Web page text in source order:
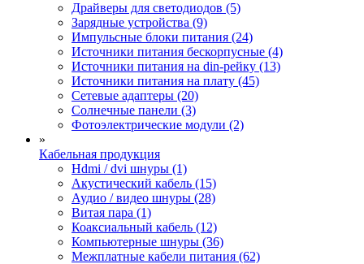
Драйверы для светодиодов (5)
Зарядные устройства (9)
Импульсные блоки питания (24)
Источники питания бескорпусные (4)
Источники питания на din-рейку (13)
Источники питания на плату (45)
Сетевые адаптеры (20)
Солнечные панели (3)
Фотоэлектрические модули (2)
»
Кабельная продукция
Hdmi / dvi шнуры (1)
Акустический кабель (15)
Аудио / видео шнуры (28)
Витая пара (1)
Коаксиальный кабель (12)
Компьютерные шнуры (36)
Межплатные кабели питания (62)